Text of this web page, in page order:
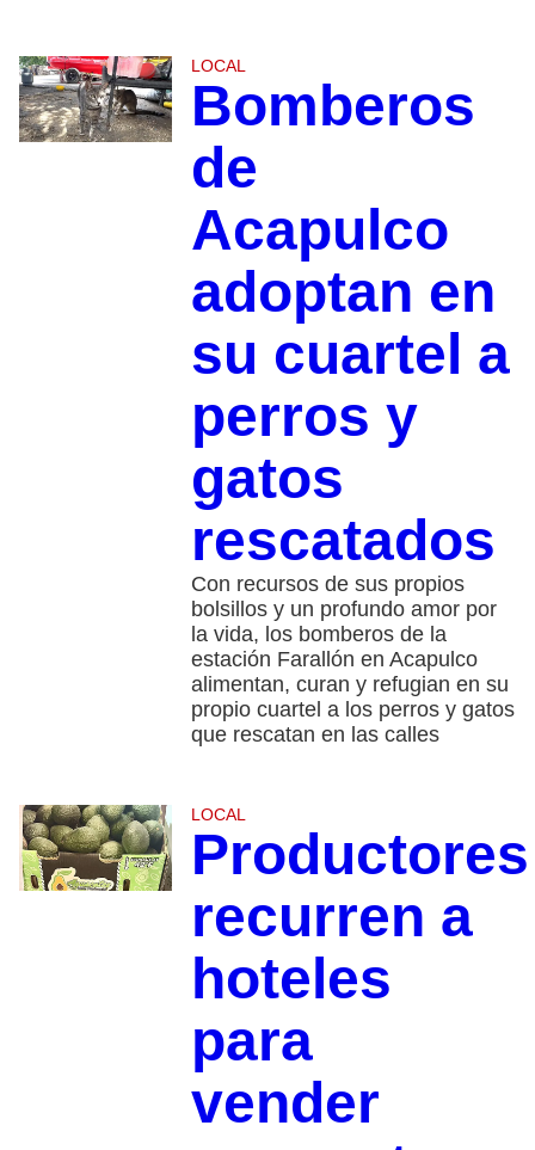
LOCAL
Bomberos
de
Acapulco
adoptan en
su cuartel a
perros y
gatos
rescatados
Con recursos de sus propios
bolsillos y un profundo amor por
la vida, los bomberos de la
estación Farallón en Acapulco
alimentan, curan y refugian en su
propio cuartel a los perros y gatos
que rescatan en las calles
LOCAL
Productores
recurren a
hoteles
para
vender